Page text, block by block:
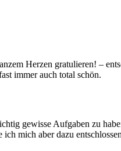
Herzen gratulieren! –
immer auch total schön.
gewisse Aufgaben zu
mich aber dazu